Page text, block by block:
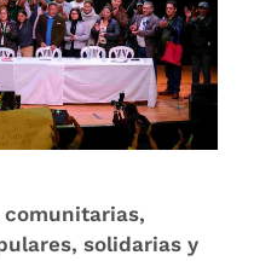
comunitarias,
solidarias y